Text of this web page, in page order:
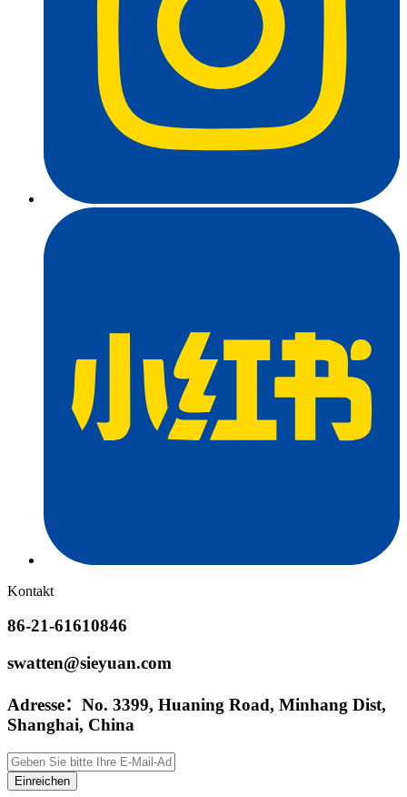
Kontakt
86-21-61610846
swatten@sieyuan.com
Adresse：No. 3399, Huaning Road, Minhang Dist,
Shanghai, China
Einreichen